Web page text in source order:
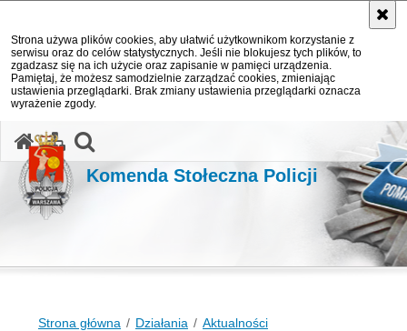
Strona używa plików cookies, aby ułatwić użytkownikom korzystanie z
serwisu oraz do celów statystycznych. Jeśli nie blokujesz tych plików, to
zgadzasz się na ich użycie oraz zapisanie w pamięci urządzenia.
Pamiętaj, że możesz samodzielnie zarządzać cookies, zmieniając
ustawienia przeglądarki. Brak zmiany ustawienia przeglądarki oznacza
wyrażenie zgody.
Komenda Stołeczna Policji
Strona główna Działania Aktualności